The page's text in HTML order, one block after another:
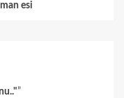
esi
”